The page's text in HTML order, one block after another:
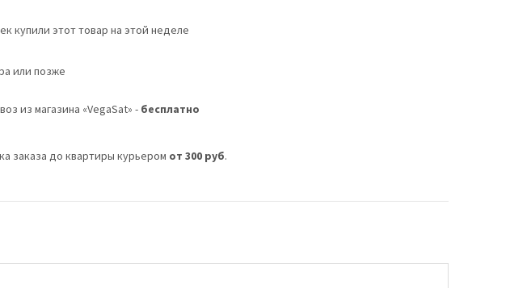
купили этот товар на этой неделе
или позже
из магазина «VegaSat» - бесплатно
заказа до квартиры курьером от 300 руб.